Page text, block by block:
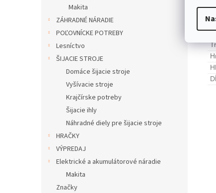
Makita
ZÁHRADNÉ NÁRADIE
POĽOVNÍCKE POTREBY
Lesníctvo
ŠIJACIE STROJE
Domáce šijacie stroje
Vyšívacie stroje
Krajčírske potreby
Šijacie ihly
Náhradné diely pre šijacie stroje
HRAČKY
VÝPREDAJ
Elektrické a akumulátorové náradie
Makita
Značky